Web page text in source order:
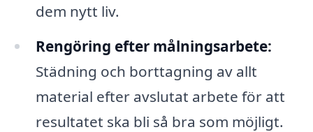
dem nytt liv.
Rengöring efter målningsarbete:
Städning och borttagning av allt
material efter avslutat arbete för att
resultatet ska bli så bra som möjligt.